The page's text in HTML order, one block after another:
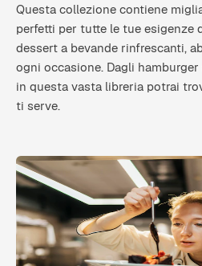
Questa collezione contiene
perfetti per tutte le tue esigenze
dessert a bevande rinfrescanti,
ogni occasione. Dagli
in questa vasta libreria potrai
ti serve.